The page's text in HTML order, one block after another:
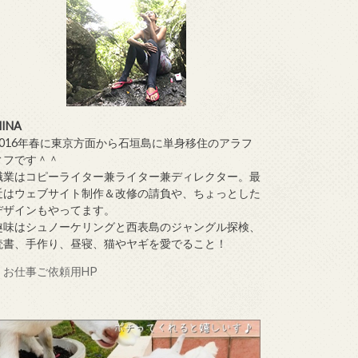
年春に東京方面から石垣島に単身移住のアラフ
フです＾＾
業はコピーライター兼ライター兼ディレクター。最
はウェブサイト制作＆改修の請負や、ちょっとした
ザインもやってます。
味はシュノーケリングと西表島のジャングル探検、
書、手作り、昼寝、猫やヤギを愛でること！
お仕事ご依頼用HP